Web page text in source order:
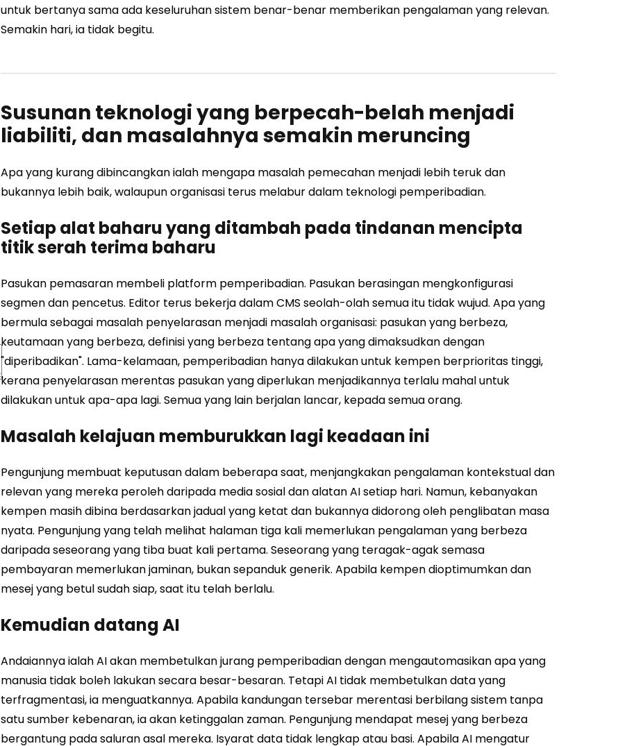
untuk bertanya sama ada keseluruhan sistem benar-benar memberikan pengalaman yang relevan.
Semakin hari, ia tidak begitu.
Susunan teknologi yang berpecah-belah menjadi
liabiliti, dan masalahnya semakin meruncing
Apa yang kurang dibincangkan ialah mengapa masalah pemecahan menjadi lebih teruk dan
bukannya lebih baik, walaupun organisasi terus melabur dalam teknologi pemperibadian.
Setiap alat baharu yang ditambah pada tindanan mencipta
titik serah terima baharu
Pasukan pemasaran membeli platform pemperibadian. Pasukan berasingan mengkonfigurasi
segmen dan pencetus. Editor terus bekerja dalam CMS seolah-olah semua itu tidak wujud. Apa yang
bermula sebagai masalah penyelarasan menjadi masalah organisasi: pasukan yang berbeza,
keutamaan yang berbeza, definisi yang berbeza tentang apa yang dimaksudkan dengan
"diperibadikan". Lama-kelamaan, pemperibadian hanya dilakukan untuk kempen berprioritas tinggi,
kerana penyelarasan merentas pasukan yang diperlukan menjadikannya terlalu mahal untuk
dilakukan untuk apa-apa lagi. Semua yang lain berjalan lancar, kepada semua orang.
Masalah kelajuan memburukkan lagi keadaan ini
Pengunjung membuat keputusan dalam beberapa saat, menjangkakan pengalaman kontekstual dan
relevan yang mereka peroleh daripada media sosial dan alatan AI setiap hari. Namun, kebanyakan
kempen masih dibina berdasarkan jadual yang ketat dan bukannya didorong oleh penglibatan masa
nyata. Pengunjung yang telah melihat halaman tiga kali memerlukan pengalaman yang berbeza
daripada seseorang yang tiba buat kali pertama. Seseorang yang teragak-agak semasa
pembayaran memerlukan jaminan, bukan sepanduk generik. Apabila kempen dioptimumkan dan
mesej yang betul sudah siap, saat itu telah berlalu.
Kemudian datang AI
Andaiannya ialah AI akan membetulkan jurang pemperibadian dengan mengautomasikan apa yang
manusia tidak boleh lakukan secara besar-besaran. Tetapi AI tidak membetulkan data yang
terfragmentasi, ia menguatkannya. Apabila kandungan tersebar merentasi berbilang sistem tanpa
satu sumber kebenaran, ia akan ketinggalan zaman. Pengunjung mendapat mesej yang berbeza
bergantung pada saluran asal mereka. Isyarat data tidak lengkap atau basi. Apabila AI mengatur